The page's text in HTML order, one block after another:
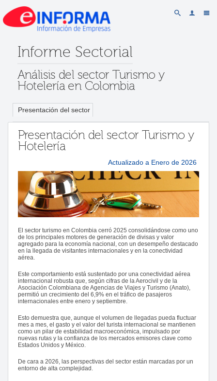
Informe Sectorial
Análisis del sector Turismo y
Hotelería en Colombia
Presentación del sector
Presentación del sector Turismo y
Hotelería
Actualizado a Enero de 2026
El sector turismo en Colombia cerró 2025 consolidándose como uno
de los principales motores de generación de divisas y valor
agregado para la economía nacional, con un desempeño destacado
en la llegada de visitantes internacionales y en la conectividad
aérea.
Este comportamiento está sustentado por una conectividad aérea
internacional robusta que, según cifras de la Aerocivil y de la
Asociación Colombiana de Agencias de Viajes y Turismo (Anato),
permitió un crecimiento del 6,9% en el tráfico de pasajeros
internacionales entre enero y septiembre.
Esto demuestra que, aunque el volumen de llegadas pueda fluctuar
mes a mes, el gasto y el valor del turista internacional se mantienen
como un pilar de estabilidad macroeconómica, impulsado por
nuevas rutas y la confianza de los mercados emisores clave como
Estados Unidos y México.
De cara a 2026, las perspectivas del sector están marcadas por un
entorno de alta complejidad.